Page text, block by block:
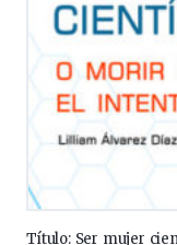
Título: Ser mujer